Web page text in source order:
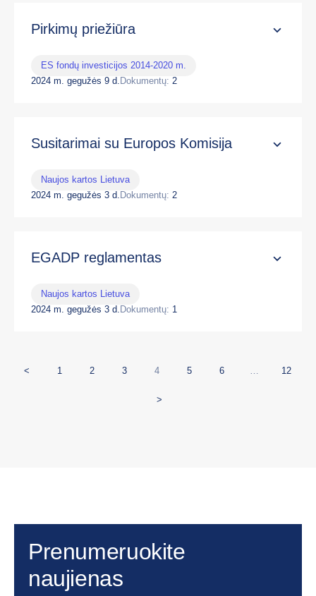
Pirkimų priežiūra
ES fondų investicijos 2014-2020 m.
2024 m. gegužės 9 d. Dokumentų: 2
Susitarimai su Europos Komisija
Naujos kartos Lietuva
2024 m. gegužės 3 d. Dokumentų: 2
EGADP reglamentas
Naujos kartos Lietuva
2024 m. gegužės 3 d. Dokumentų: 1
< 1 2 3 4 5 6 … 12
>
Prenumeruokite
naujienas